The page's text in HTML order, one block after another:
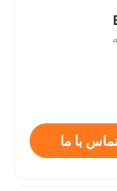
با ما